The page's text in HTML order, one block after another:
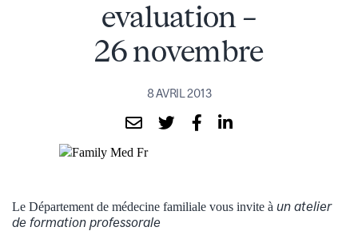
evaluation –
26 novembre
8 AVRIL 2013
Le Département de médecine familiale vous invite à un atelier
de formation professorale